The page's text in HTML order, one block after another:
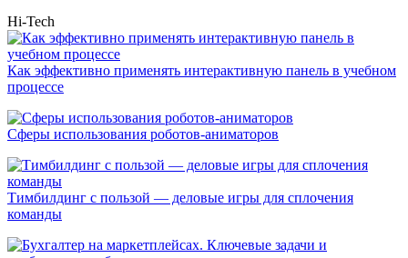
Hi-Tech
Как эффективно применять интерактивную панель в учебном
процессе
Сферы использования роботов-аниматоров
Тимбилдинг с пользой — деловые игры для сплочения
команды